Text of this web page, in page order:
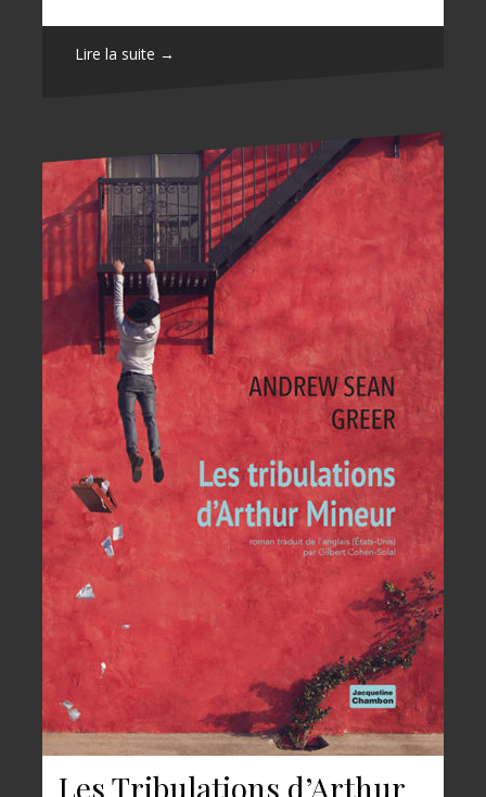
Lire la suite →
Les Tribulations d’Arthur